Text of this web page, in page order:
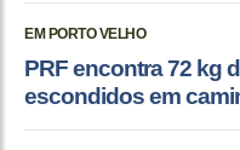
EM PORTO VELHO
PRF encontra 72 kg
escondidos em